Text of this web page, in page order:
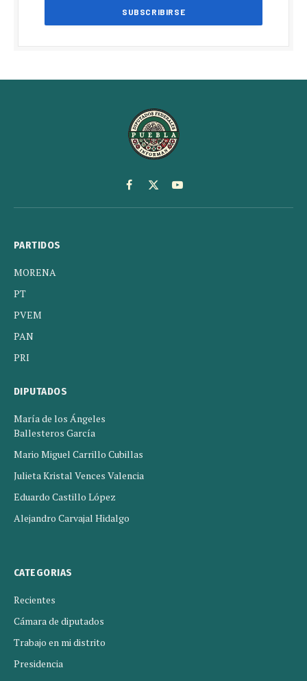
Facebook
X
(Twitter)
YouTube
PARTIDOS
MORENA
PT
PVEM
PAN
PRI
DIPUTADOS
María de los Ángeles
Ballesteros García
Mario Miguel Carrillo Cubillas
Julieta Kristal Vences Valencia
Eduardo Castillo López
Alejandro Carvajal Hidalgo
CATEGORIAS
Recientes
Cámara de diputados
Trabajo en mi distrito
Presidencia